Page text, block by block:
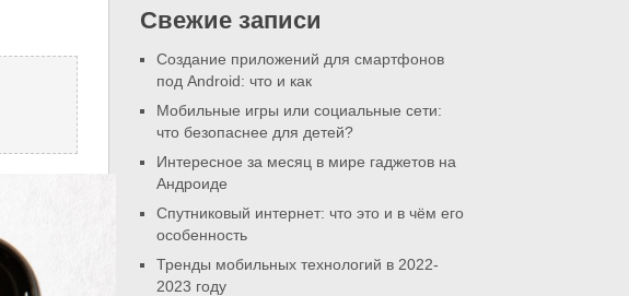
Свежие записи
Создание приложений для смартфонов
под Android: что и как
Мобильные игры или социальные сети:
что безопаснее для детей?
Интересное за месяц в мире гаджетов на
Андроиде
Спутниковый интернет: что это и в чём его
особенность
Тренды мобильных технологий в 2022-
2023 году